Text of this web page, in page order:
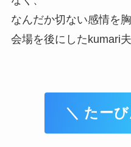
なんだか切ない感情を
会場を後にしたkumari
＼ たー